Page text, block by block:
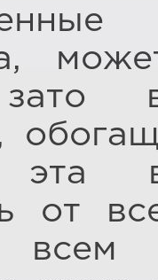
зато
эта
от